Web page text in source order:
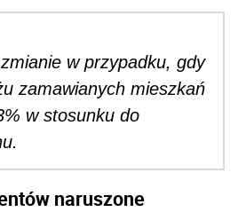
zmianie w przypadku, gdy
zamawianych mieszkań
w stosunku do
naruszone